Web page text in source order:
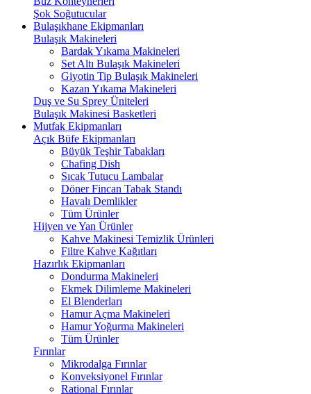
Şok Soğutucular
Bulaşıkhane Ekipmanları
Bulaşık Makineleri
Bardak Yıkama Makineleri
Set Altı Bulaşık Makineleri
Giyotin Tip Bulaşık Makineleri
Kazan Yıkama Makineleri
Duş ve Su Sprey Üniteleri
Bulaşık Makinesi Basketleri
Mutfak Ekipmanları
Açık Büfe Ekipmanları
Büyük Teşhir Tabakları
Chafing Dish
Sıcak Tutucu Lambalar
Döner Fincan Tabak Standı
Havalı Demlikler
Tüm Ürünler
Hijyen ve Yan Ürünler
Kahve Makinesi Temizlik Ürünleri
Filtre Kahve Kağıtları
Hazırlık Ekipmanları
Dondurma Makineleri
Ekmek Dilimleme Makineleri
El Blenderları
Hamur Açma Makineleri
Hamur Yoğurma Makineleri
Tüm Ürünler
Fırınlar
Mikrodalga Fırınlar
Konveksiyonel Fırınlar
Rational Fırınlar